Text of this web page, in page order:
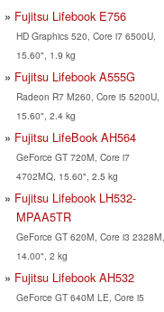
Fujitsu Lifebook E756
HD Graphics 520, Core i7 6500U,
15.60", 1.9 kg
Fujitsu Lifebook A555G
Radeon R7 M260, Core i5 5200U,
15.60", 2.4 kg
Fujitsu LifeBook AH564
GeForce GT 720M, Core i7
4702MQ, 15.60", 2.5 kg
Fujitsu Lifebook LH532-
MPAA5TR
GeForce GT 620M, Core i3 2328M,
14.00", 2 kg
Fujitsu Lifebook AH532
GeForce GT 640M LE, Core i5